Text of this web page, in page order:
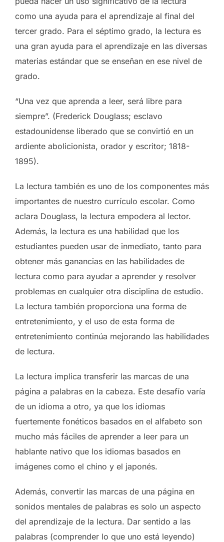
como una ayuda para el aprendizaje al final del
tercer grado. Para el séptimo grado, la lectura es
una gran ayuda para el aprendizaje en las diversas
materias estándar que se enseñan en ese nivel de
grado.
“Una vez que aprenda a leer, será libre para
siempre”. (Frederick Douglass; esclavo
estadounidense liberado que se convirtió en un
ardiente abolicionista, orador y escritor; 1818-
1895).
La lectura también es uno de los componentes más
importantes de nuestro currículo escolar. Como
aclara Douglass, la lectura empodera al lector.
Además, la lectura es una habilidad que los
estudiantes pueden usar de inmediato, tanto para
obtener más ganancias en las habilidades de
lectura como para ayudar a aprender y resolver
problemas en cualquier otra disciplina de estudio.
La lectura también proporciona una forma de
entretenimiento, y el uso de esta forma de
entretenimiento continúa mejorando las habilidades
de lectura.
La lectura implica transferir las marcas de una
página a palabras en la cabeza. Este desafío varía
de un idioma a otro, ya que los idiomas
fuertemente fonéticos basados ​​en el alfabeto son
mucho más fáciles de aprender a leer para un
hablante nativo que los idiomas basados ​​en
imágenes como el chino y el japonés.
Además, convertir las marcas de una página en
sonidos mentales de palabras es solo un aspecto
del aprendizaje de la lectura. Dar sentido a las
palabras (comprender lo que uno está leyendo)